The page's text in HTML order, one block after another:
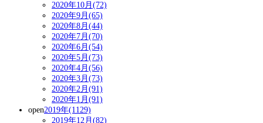
2020年10月(72)
2020年9月(65)
2020年8月(44)
2020年7月(70)
2020年6月(54)
2020年5月(73)
2020年4月(56)
2020年3月(73)
2020年2月(91)
2020年1月(91)
open2019年(1129)
2019年12月(82)